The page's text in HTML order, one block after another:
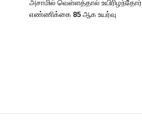
அசாமில் வெள்ளத்தால் உயிரிழந்தோர்
எண்ணிக்கை 85 ஆக உயர்வு